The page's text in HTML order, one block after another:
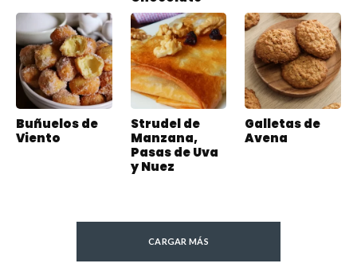
Buñuelos de
Viento
Strudel de
Manzana,
Pasas de Uva
y Nuez
Galletas de
Avena
CARGAR MÁS